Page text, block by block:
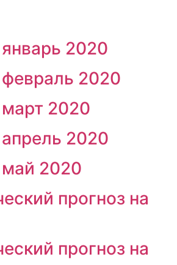
2020
2020
2020
2020
май 2020
прогноз на
прогноз на